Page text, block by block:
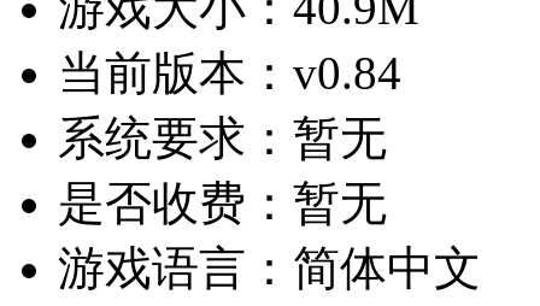
当前版本： v0.84
系统要求： 暂无
是否收费： 暂无
游戏语言： 简体中文